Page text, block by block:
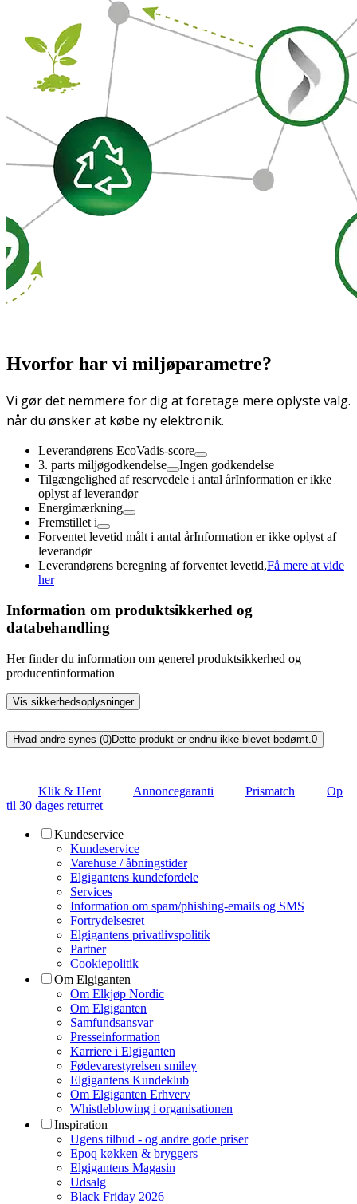
Hvorfor har vi miljøparametre?
Vi gør det nemmere for dig at foretage mere oplyste valg.
når du ønsker at købe ny elektronik.
Leverandørens EcoVadis-score
3. parts miljøgodkendelse
Ingen godkendelse
Tilgængelighed af reservedele i antal årInformation er ikke
oplyst af leverandør
Energimærkning
Fremstillet i
Forventet levetid målt i antal årInformation er ikke oplyst af
leverandør
Leverandørens beregning af forventet levetid,Få mere at vide
her
Information om produktsikkerhed og
databehandling
Her finder du information om generel produktsikkerhed og
producentinformation
Vis sikkerhedsoplysninger
Hvad andre synes (0)Dette produkt er endnu ikke blevet bedømt. 0
Klik & Hent Annoncegaranti Prismatch
Op
til 30 dages returret
Kundeservice
Kundeservice
Varehuse / åbningstider
Elgigantens kundefordele
Services
Information om spam/phishing-emails og SMS
Fortrydelsesret
Elgigantens privatlivspolitik
Partner
Cookiepolitik
Om Elgiganten
Om Elkjøp Nordic
Om Elgiganten
Samfundsansvar
Presseinformation
Karriere i Elgiganten
Fødevarestyrelsen smiley
Elgigantens Kundeklub
Om Elgiganten Erhverv
Whistleblowing i organisationen
Inspiration
Ugens tilbud - og andre gode priser
Epoq køkken & bryggers
Elgigantens Magasin
Udsalg
Black Friday 2026